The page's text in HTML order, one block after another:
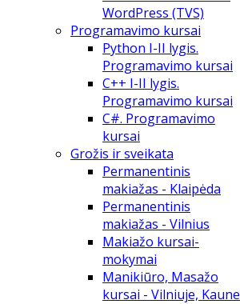
WordPress (TVS)
Programavimo kursai
Python I-II lygis.
Programavimo kursai
C++ I-II lygis.
Programavimo kursai
C#. Programavimo
kursai
Grožis ir sveikata
Permanentinis
makiažas - Klaipėda
Permanentinis
makiažas - Vilnius
Makiažo kursai-
mokymai
Manikiūro, Masažo
kursai - Vilniuje, Kaune